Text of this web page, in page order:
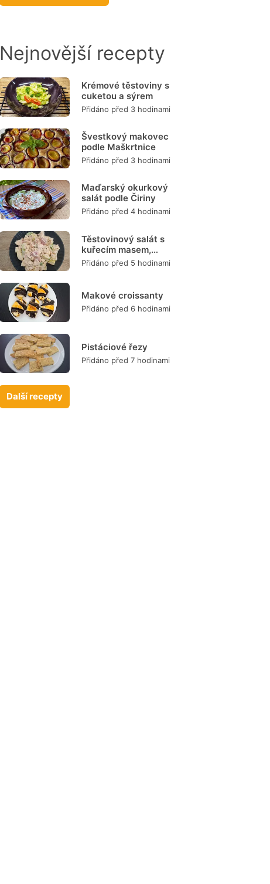
Nejnovější recepty
Krémové těstoviny s
cuketou a sýrem
Přidáno před 3 hodinami
Švestkový makovec
podle Maškrtnice
Přidáno před 3 hodinami
Maďarský okurkový
salát podle Čiriny
Přidáno před 4 hodinami
Těstovinový salát s
kuřecím masem,
zeleninou a
dresinkem
Přidáno před 5 hodinami
Makové croissanty
Přidáno před 6 hodinami
Pistáciové řezy
Přidáno před 7 hodinami
Další recepty